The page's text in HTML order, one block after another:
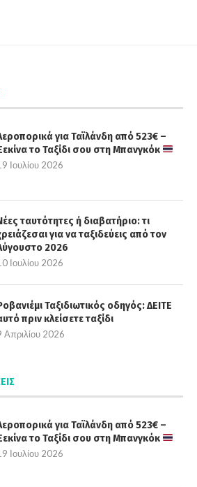
για Ταϊλάνδη από 523€ –
το Ταξίδι σου στη Μπανγκόκ
Ιουλίου 2026
ταυτότητες ή διαβατήριο: τι
για να ταξιδεύεις από τον
2026
Ιουλίου 2026
Ταξιδιωτικός οδηγός: ΔΕΙΤΕ
πριν κλείσετε ταξίδι
Απριλίου 2026
για Ταϊλάνδη από 523€ –
το Ταξίδι σου στη Μπανγκόκ
Ιουλίου 2026